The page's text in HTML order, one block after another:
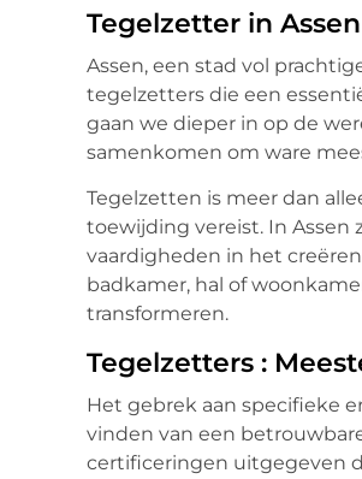
Tegelzetter in Assen
Assen, een stad vol
tegelzetters die een
gaan we dieper in op de
samenkomen om ware
Tegelzetten is meer dan
toewijding vereist. In
vaardigheden in het
badkamer, hal of
transformeren.
Tegelzetters :
Het gebrek aan specifieke
vinden van een
certificeringen uitgegeven